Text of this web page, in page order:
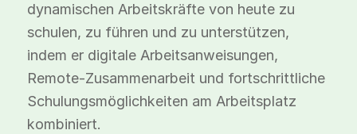
dynamischen Arbeitskräfte von heute zu
schulen, zu führen und zu unterstützen,
indem er digitale Arbeitsanweisungen,
Remote-Zusammenarbeit und fortschrittliche
Schulungsmöglichkeiten am Arbeitsplatz
kombiniert.